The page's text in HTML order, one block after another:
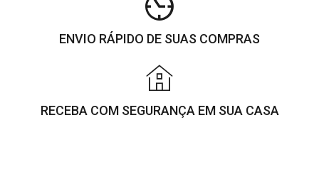
ENVIO RÁPIDO DE SUAS COMPRAS
RECEBA COM SEGURANÇA EM SUA CASA